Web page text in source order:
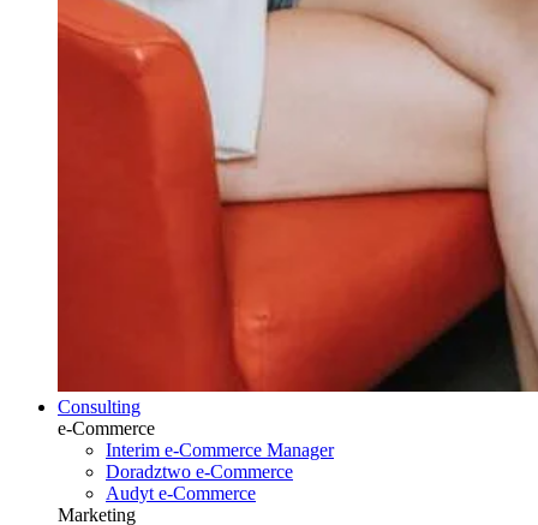
Consulting
e-Commerce
Interim e-Commerce Manager
Doradztwo e-Commerce
Audyt e-Commerce
Marketing